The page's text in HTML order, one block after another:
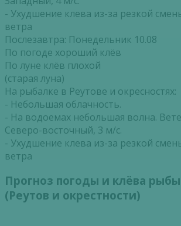
- Ухудшение клева из-за резкой
ветра
Послезавтра: Понедельник 10.08
По погоде хороший клёв
По луне клёв плохой
(старая луна)
На рыбалке в Реутове и окресностях:
- Небольшая облачность.
- На водоемах небольшая волна.
Северо-восточный, 3 м/с.
- Ухудшение клева из-за резкой
ветра
Прогноз погоды и клёва
(Реутов и окрестности)